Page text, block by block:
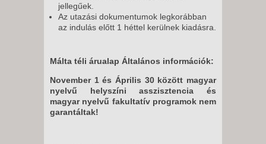
jellegűek.
Az utazási dokumentumok legkorábban
az indulás előtt 1 héttel kerülnek kiadásra.
Málta téli árualap Általános információk:
November 1 és Április 30 között magyar
nyelvű helyszíni asszisztencia és
magyar nyelvű fakultatív programok nem
garantáltak!